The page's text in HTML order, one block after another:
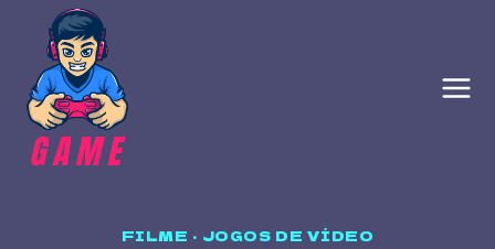
content
FILME · JOGOS DE VÍDEO